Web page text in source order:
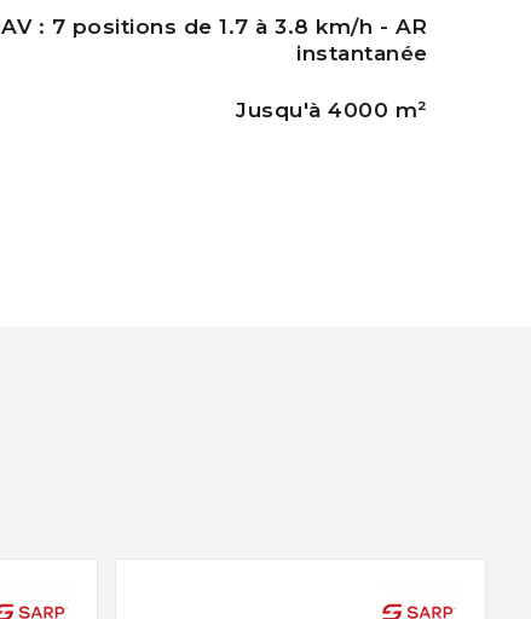
AV : 7 positions de 1.7 à 3.8 km/h - AR
instantanée
Jusqu'à 4000 m²